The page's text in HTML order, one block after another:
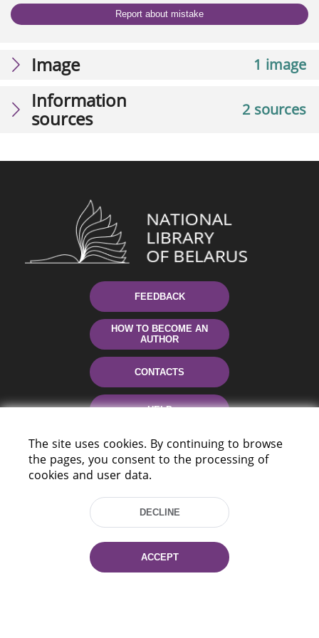
Report about mistake
1 image
Image
2 sources
Information
sources
FEEDBACK
HOW TO BECOME AN
AUTHOR
CONTACTS
HELP
220114, Niezaležnasci Ave. 116, Minsk,
Tel.: (+375 17) 368 37 37
The site uses cookies. By continuing to browse
the pages, you consent to the processing of
cookies and user data.
DECLINE
ACCEPT